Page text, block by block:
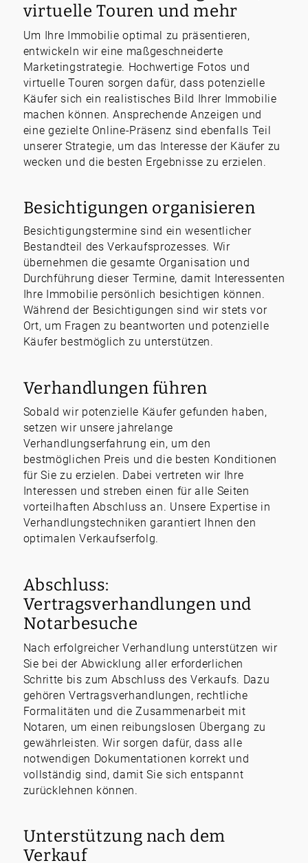
virtuelle Touren und mehr
Um Ihre Immobilie optimal zu präsentieren,
entwickeln wir eine maßgeschneiderte
Marketingstrategie. Hochwertige Fotos und
virtuelle Touren sorgen dafür, dass potenzielle
Käufer sich ein realistisches Bild Ihrer Immobilie
machen können. Ansprechende Anzeigen und
eine gezielte Online-Präsenz sind ebenfalls Teil
unserer Strategie, um das Interesse der Käufer zu
wecken und die besten Ergebnisse zu erzielen.
Besichtigungen organisieren
Besichtigungstermine sind ein wesentlicher
Bestandteil des Verkaufsprozesses. Wir
übernehmen die gesamte Organisation und
Durchführung dieser Termine, damit Interessenten
Ihre Immobilie persönlich besichtigen können.
Während der Besichtigungen sind wir stets vor
Ort, um Fragen zu beantworten und potenzielle
Käufer bestmöglich zu unterstützen.
Verhandlungen führen
Sobald wir potenzielle Käufer gefunden haben,
setzen wir unsere jahrelange
Verhandlungserfahrung ein, um den
bestmöglichen Preis und die besten Konditionen
für Sie zu erzielen. Dabei vertreten wir Ihre
Interessen und streben einen für alle Seiten
vorteilhaften Abschluss an. Unsere Expertise in
Verhandlungstechniken garantiert Ihnen den
optimalen Verkaufserfolg.
Abschluss:
Vertragsverhandlungen und
Notarbesuche
Nach erfolgreicher Verhandlung unterstützen wir
Sie bei der Abwicklung aller erforderlichen
Schritte bis zum Abschluss des Verkaufs. Dazu
gehören Vertragsverhandlungen, rechtliche
Formalitäten und die Zusammenarbeit mit
Notaren, um einen reibungslosen Übergang zu
gewährleisten. Wir sorgen dafür, dass alle
notwendigen Dokumentationen korrekt und
vollständig sind, damit Sie sich entspannt
zurücklehnen können.
Unterstützung nach dem
Verkauf